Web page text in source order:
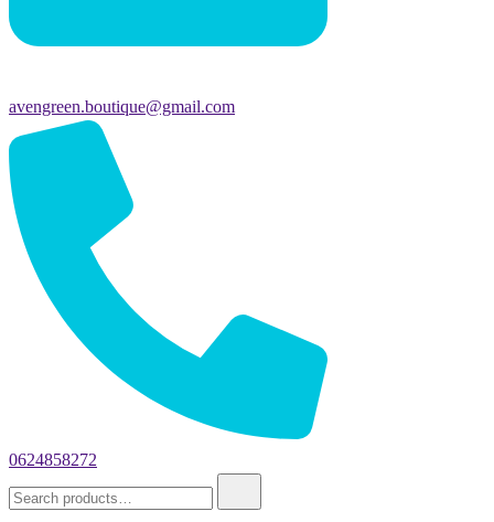
avengreen.boutique@gmail.com
0624858272
Search
for: